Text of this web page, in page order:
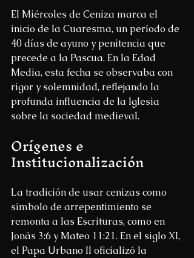
El Miércoles de Ceniza marca el
inicio de la Cuaresma, un período de
40 días de ayuno y penitencia que
precede a la Pascua. En la Edad
Media, esta fecha se observaba con
rigor y solemnidad, reflejando la
profunda influencia de la Iglesia
sobre la sociedad medieval.
Orígenes e
Institucionalización
La tradición de usar cenizas como
símbolo de arrepentimiento se
remonta a las Escrituras, como en
Jonás 3:6 y Mateo 11:21. En el siglo XI,
el Papa Urbano II oficializó la